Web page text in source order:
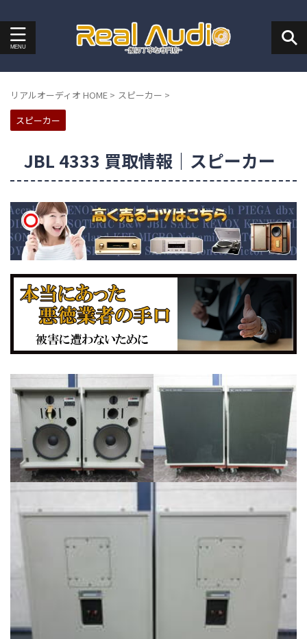
リアルオーディオ HOME > スピーカー >
スピーカー
JBL 4333 買取情報｜スピーカー